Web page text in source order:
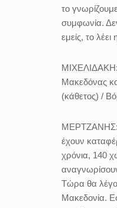
το
συμφωνία.
εμείς, το
ΜΙΧΕΛΙΔΑΚΗ:
Μακεδόνας
(κάθετος) /
ΜΕΡΤΖΑΝΗΣ:
έχουν
χρόνια, 140
Τώρα θα
Μακεδονία.